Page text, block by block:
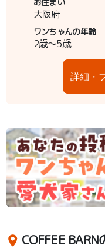
お住まい
大阪府
ワンちゃんの年齢
2歳～5歳
詳細・
COFFEE BARN